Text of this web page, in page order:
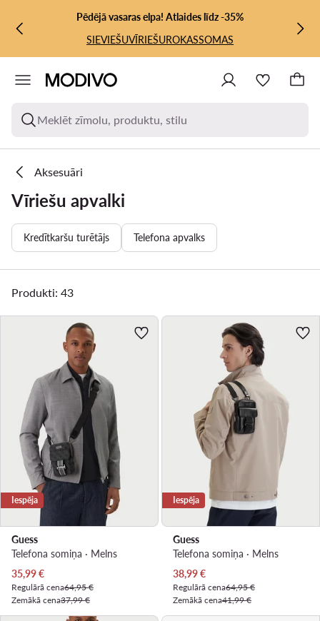
PĀRIET UZ GALVENO SATURU
PĀRIET UZ MEKLĒŠANUPēdējā vasaras elpa! Atlaides līdz -35%
SIEVIEŠUVĪRIEŠUROKASSOMAS
Meklēt zīmolu, produktu, stilu
Aksesuāri
Vīriešu apvalki
Kredītkaršu turētājs Telefona apvalks
Produkti: 43
Iespēja
Guess
Telefona somiņa · Melns
Pašreizējā cena
35,99€
Regulārā cena64,95 €
Zemākā cena37,99 €
Iespēja
Guess
Telefona somiņa · Melns
Pašreizējā cena
38,99€
Regulārā cena64,95 €
Zemākā cena41,99 €